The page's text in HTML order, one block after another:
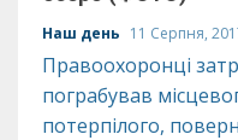
Наш день 11 Серпня,
Правоохоронці
пограбував
потерпілого,